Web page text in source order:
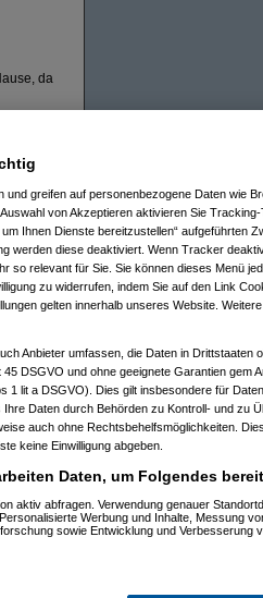
da
20:42:04)
20:46:24)
22:57:14)
und greifen auf personenbezogene Daten wie
von Akzeptieren aktivieren Sie Tracking-
Ihnen Dienste bereitzustellen“ aufgeführten
werden diese deaktiviert. Wenn Tracker
so relevant für Sie. Sie können dieses Menü
zu widerrufen, indem Sie auf den Link
gelten innerhalb unseres Website.
Anbieter umfassen, die Daten in Drittstaaten
DSGVO und ohne geeignete Garantien gem
1 lit a DSGVO). Dies gilt insbesondere für
Daten durch Behörden zu Kontroll- und zu
auch ohne Rechtsbehelfsmöglichkeiten.
keine Einwilligung abgeben.
Daten, um Folgendes
aktiv abfragen. Verwendung genauer
Werbung und Inhalte, Messung
sowie Entwicklung und Verbesserung